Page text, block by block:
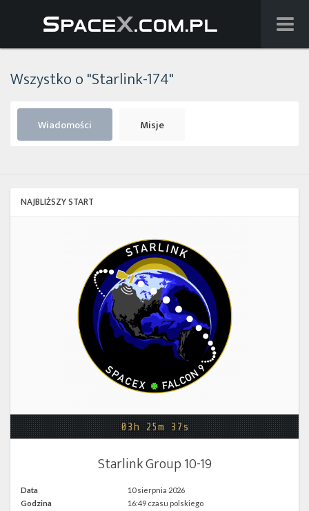
Starlink
Facebook
Kalendarze
Wszystko o "Starlink-174"
Wiadomości Misje
NAJBLIŻSZY START
03h 25m 37s
Starlink Group 10-19
Data
10 sierpnia 2026
Godzina
16:49 czasu polskiego